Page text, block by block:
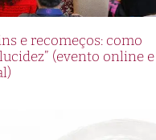
e recomeços: como
(evento online e